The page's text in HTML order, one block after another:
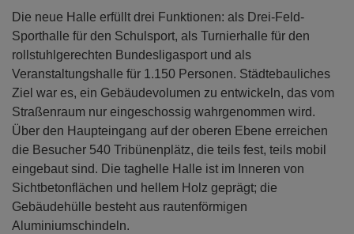
Die neue Halle erfüllt drei Funktionen: als Drei-Feld-
Sporthalle für den Schulsport, als Turnierhalle für den
rollstuhlgerechten Bundesligasport und als
Veranstaltungshalle für 1.150 Personen. Städtebauliches
Ziel war es, ein Gebäudevolumen zu entwickeln, das vom
Straßenraum nur eingeschossig wahrgenommen wird.
Über den Haupteingang auf der oberen Ebene erreichen
die Besucher 540 Tribünenplätz, die teils fest, teils mobil
eingebaut sind. Die taghelle Halle ist im Inneren von
Sichtbetonflächen und hellem Holz geprägt; die
Gebäudehülle besteht aus rautenförmigen
Aluminiumschindeln.